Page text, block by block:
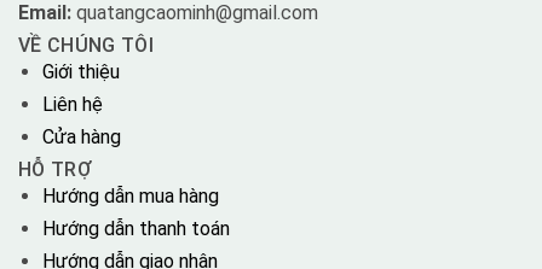
Email: quatangcaominh@gmail.com
VỀ CHÚNG TÔI
Giới thiệu
Liên hệ
Cửa hàng
HỖ TRỢ
Hướng dẫn mua hàng
Hướng dẫn thanh toán
Hướng dẫn giao nhận